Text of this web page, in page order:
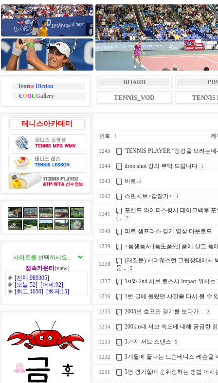
TennisDiction
COOLGallery
BOARD
TENNIS_VOD TENNIS
테니스아카데미
접속카운터 [view]
◈ [전체:989305]
◈ [오늘:52] [어제:92]
◈ [최고:1050] [최저:15]
번호 제
1245 'TENNIS PLAYER ' 랭킹을 보려는데
1244 drop shot 강의 부탁 드립니다 1
1243 바로나
1242 스핀서브<감잡기> 3
1241
포핸드 와이퍼스윙시 테이크백후
(...
7
1240 피트 샘프라스 경기 영상 다운로드
1239 <폼생폼사 [폼生폼死] 폼에 살고 폼
1238
(재질문) 세미웨스턴 그립상태에서
문...
2
1237 1st와 2nd 서브 토스시 Impact 위치는
1236 1번 글에 올랐던 사진좀 다시 볼 수
1235 2005년 호프만 경기를 보다가... 2
1234 200km대 서브 속도에 대해 궁금한
1233 3가지 서브 스탠스 5
1232 3개월에 끝나는 드림테니스 레슨을
1231 5명 경기할때 순위정하는 방법 아시